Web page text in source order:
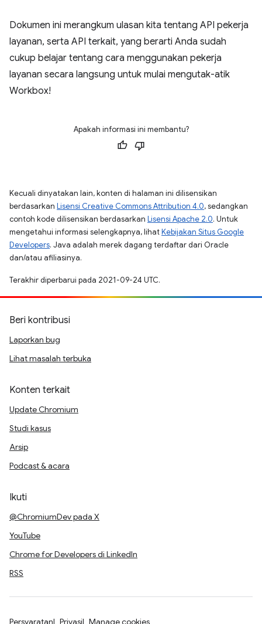
Dokumen ini merangkum ulasan kita tentang API pekerja
layanan, serta API terkait, yang berarti Anda sudah
cukup belajar tentang cara menggunakan pekerja
layanan secara langsung untuk mulai mengutak-atik
Workbox!
Apakah informasi ini membantu?
Kecuali dinyatakan lain, konten di halaman ini dilisensikan
berdasarkan Lisensi Creative Commons Attribution 4.0, sedangkan
contoh kode dilisensikan berdasarkan Lisensi Apache 2.0. Untuk
mengetahui informasi selengkapnya, lihatKebijakan Situs Google
Developers. Java adalah merek dagang terdaftar dari Oracle
dan/atau afiliasinya.
Terakhir diperbarui pada 2021-09-24 UTC.
Beri kontribusi
Laporkan bug
Lihat masalah terbuka
Konten terkait
Update Chromium
Studi kasus
Arsip
Podcast & acara
Ikuti
@ChromiumDev pada X
YouTube
Chrome for Developers di LinkedIn
RSS
Persyaratan Privasi Manage cookies